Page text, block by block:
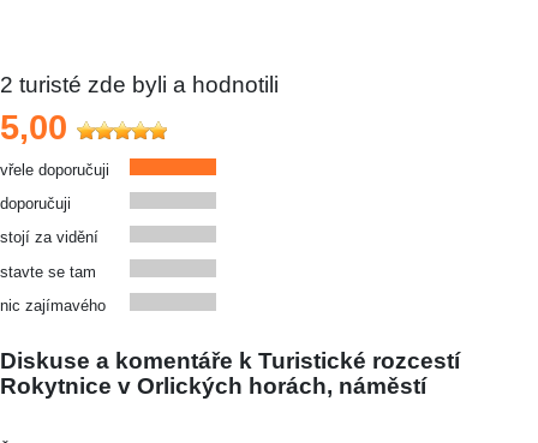
2 turisté zde byli a hodnotili
5,00
vřele doporučuji
doporučuji
stojí za vidění
stavte se tam
nic zajímavého
Diskuse a komentáře k Turistické rozcestí
Rokytnice v Orlických horách, náměstí